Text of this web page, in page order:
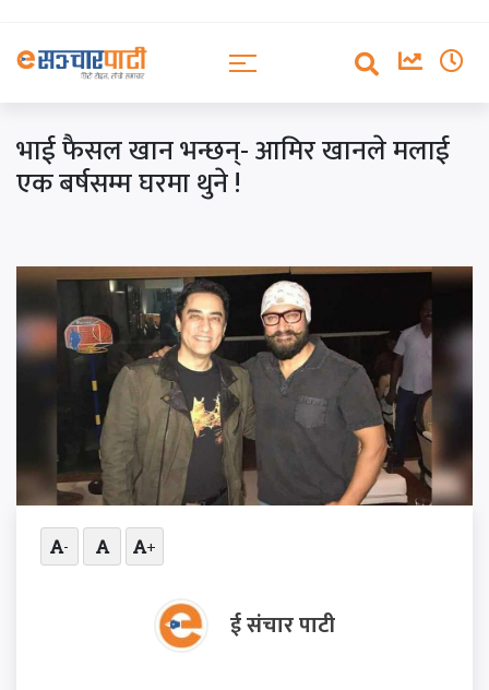
भाई फैसल खान भन्छन्- आमिर खानले मलाई
एक बर्षसम्म घरमा थुने !
- +
ई संचार पाटी